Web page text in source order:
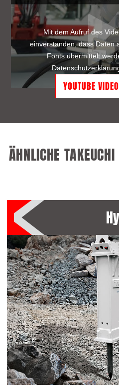
Mit dem Aufruf des
einverstanden, dass Daten
Fonts übermittelt
ÄHNLICHE